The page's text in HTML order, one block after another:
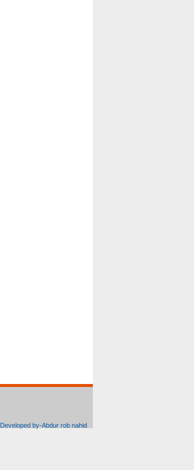
Developed by-Abdur rob nahid